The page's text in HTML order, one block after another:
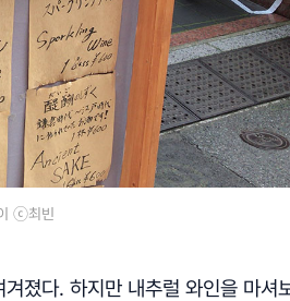
ⓒ최빈
졌다. 하지만 내추럴 와인을 마셔